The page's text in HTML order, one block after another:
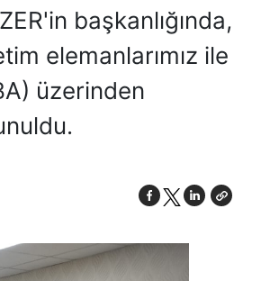
başkanlığında,
elemanlarımız ile
üzerinden